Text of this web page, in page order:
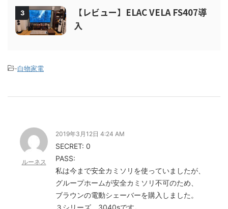
3
【レビュー】ELAC VELA FS407導
入
-白物家電
ルーネス
2019年3月12日 4:24 AM
SECRET: 0
PASS:
私は今まで安全カミソリを使っていましたが、
グループホームが安全カミソリ不可のため、
ブラウンの電動シェーバーを購入しました。